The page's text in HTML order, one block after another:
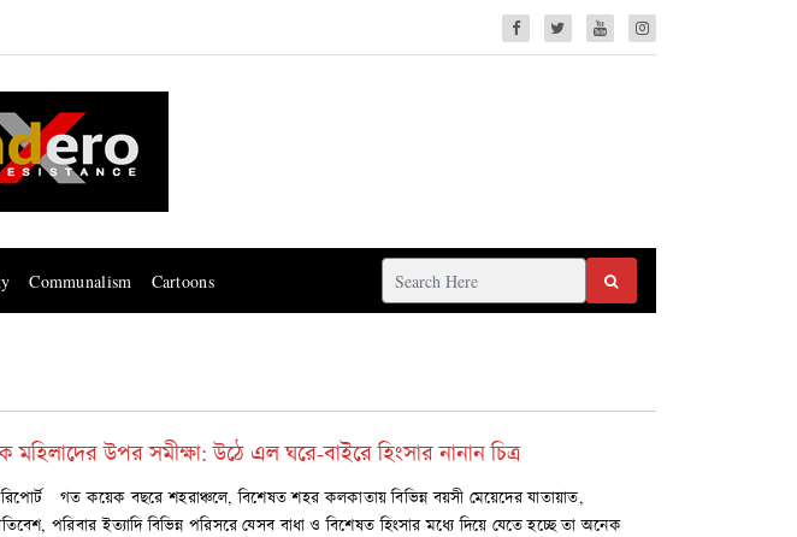
Communalism Cartoons
মহিলাদের উপর সমীক্ষা: উঠে এল ঘরে-বাইরে হিংসার নানান চিত্র
রিপোর্ট গত কয়েক বছরে শহরাঞ্চলে, বিশেষত শহর কলকাতায় বিভিন্ন বয়সী মেয়েদের যাতায়াত,
পরিবার ইত্যাদি বিভিন্ন পরিসরে যেসব বাধা ও বিশেষত হিংসার মধ্যে দিয়ে যেতে হচ্ছে তা অনেক